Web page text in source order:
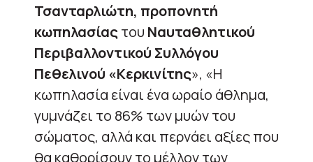
Τσανταρλιώτη, προπονητή
κωπηλασίαςτου Ναυταθλητικού
Περιβαλλοντικού Συλλόγου
Πεθελινού «Κερκινίτης», «Η
κωπηλασία είναι ένα ωραίο άθλημα,
γυμνάζει το 86% των μυών του
σώματος, αλλά και περνάει αξίες που
θα καθορίσουν το μέλλον των